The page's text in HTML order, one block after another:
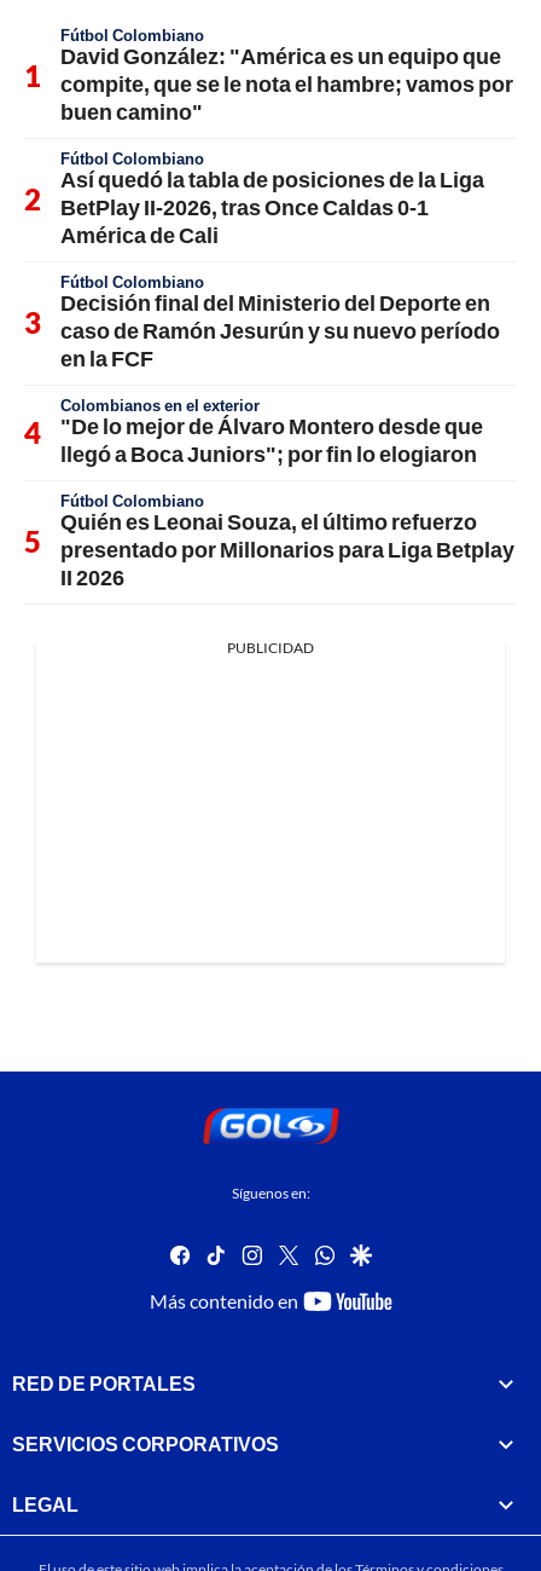
Fútbol Colombiano
David González: "América es un equipo que
compite, que se le nota el hambre; vamos por
buen camino"
Fútbol Colombiano
Así quedó la tabla de posiciones de la Liga
BetPlay II-2026, tras Once Caldas 0-1
América de Cali
Fútbol Colombiano
Decisión final del Ministerio del Deporte en
caso de Ramón Jesurún y su nuevo período
en la FCF
Colombianos en el exterior
"De lo mejor de Álvaro Montero desde que
llegó a Boca Juniors"; por fin lo elogiaron
Fútbol Colombiano
Quién es Leonai Souza, el último refuerzo
presentado por Millonarios para Liga Betplay
II 2026
PUBLICIDAD
Síguenos en:
facebook
tiktok instagram
twitterwhatsapp
google
Más contenido en
youtube-
RED DE PORTALES
SERVICIOS CORPORATIVOS
LEGAL